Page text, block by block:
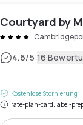
Courtyard by
4.6/5|16
Kostenlose Stornierung
rate-plan-card.label-